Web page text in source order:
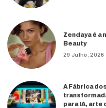
Zendaya é a
Beauty
29 Julho, 2026
A Fábrica
para IA, arte